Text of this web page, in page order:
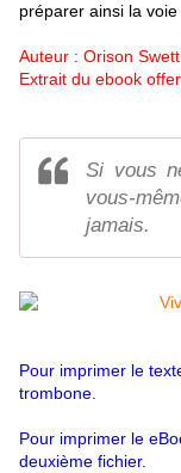
préparer ainsi la
Auteur : Orison
Extrait du ebook
Si vous
vous-
jamais.
Pour imprimer le
trombone.
Pour imprimer le
deuxième fichier.